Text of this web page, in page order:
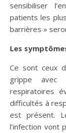
sensibiliser
patients les
barrières »
Les
Ce sont ceux
grippe avec
respiratoires
difficultés à
est présent.
l’infection vont